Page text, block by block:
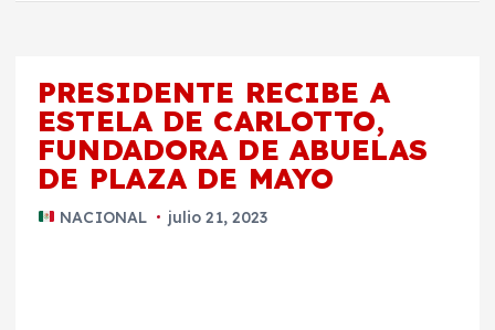
PRESIDENTE RECIBE A
ESTELA DE CARLOTTO,
FUNDADORA DE ABUELAS
DE PLAZA DE MAYO
NACIONAL julio 21, 2023